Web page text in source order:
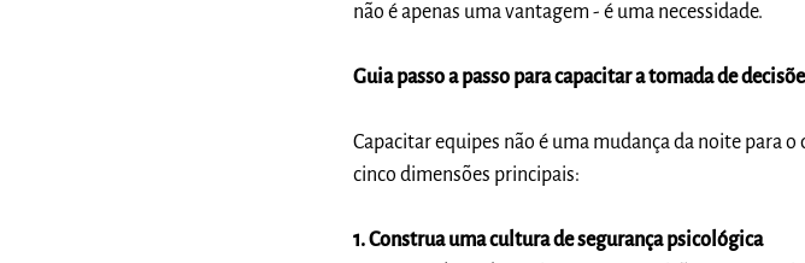
não é apenas uma vantagem - é uma necessidade.
Guia passo a passo para capacitar a tomada de
Capacitar equipes não é uma mudança da noite para
cinco dimensões principais:
1. Construa uma cultura de segurança psicológica